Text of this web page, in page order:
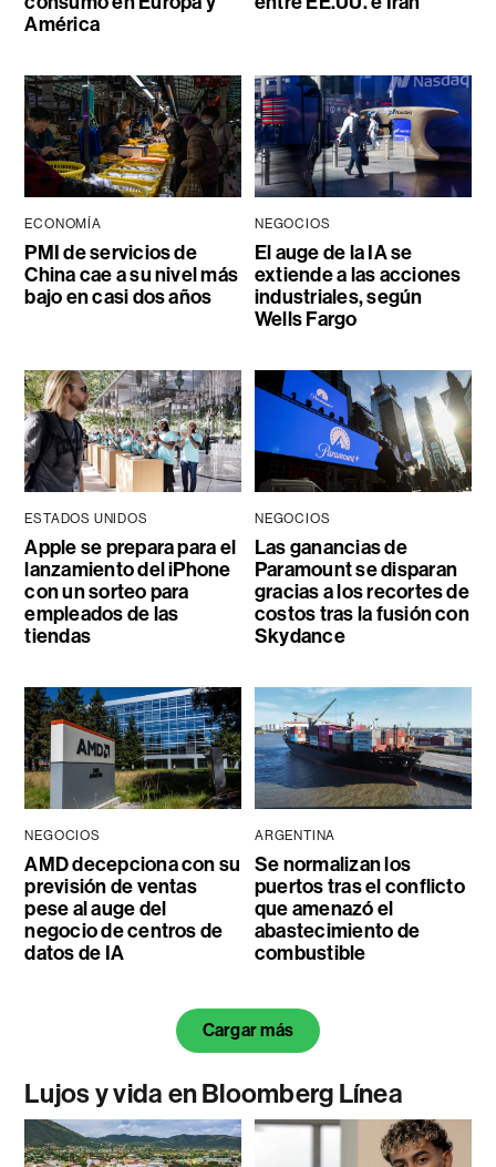
América
ECONOMÍA
PMI de servicios de
China cae a su nivel más
bajo en casi dos años
NEGOCIOS
El auge de la IA se
extiende a las acciones
industriales, según
Wells Fargo
ESTADOS UNIDOS
Apple se prepara para el
lanzamiento del iPhone
con un sorteo para
empleados de las
tiendas
NEGOCIOS
Las ganancias de
Paramount se disparan
gracias a los recortes de
costos tras la fusión con
Skydance
NEGOCIOS
AMD decepciona con su
previsión de ventas
pese al auge del
negocio de centros de
datos de IA
ARGENTINA
Se normalizan los
puertos tras el conflicto
que amenazó el
abastecimiento de
combustible
Cargar más
Lujos y vida en Bloomberg Línea